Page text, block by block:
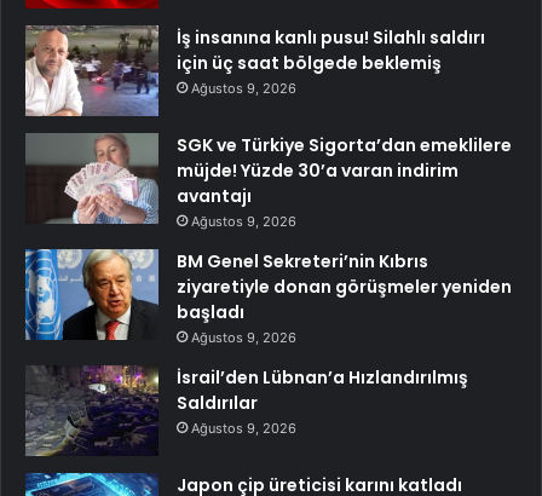
İş insanına kanlı pusu! Silahlı saldırı
için üç saat bölgede beklemiş
Ağustos 9, 2026
SGK ve Türkiye Sigorta’dan emeklilere
müjde! Yüzde 30’a varan indirim
avantajı
Ağustos 9, 2026
BM Genel Sekreteri’nin Kıbrıs
ziyaretiyle donan görüşmeler yeniden
başladı
Ağustos 9, 2026
İsrail’den Lübnan’a Hızlandırılmış
Saldırılar
Ağustos 9, 2026
Japon çip üreticisi karını katladı